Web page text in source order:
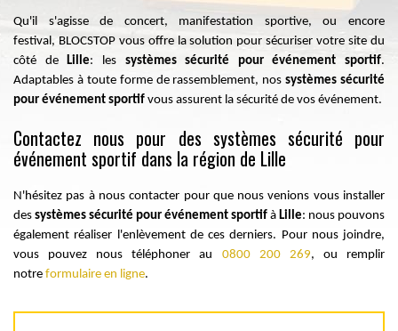
Qu'il s'agisse de concert, manifestation sportive, ou encore
festival, BLOCSTOP vous offre la solution pour sécuriser votre site du
côté deLille: les systèmes sécurité pour événement sportif.
Adaptables à toute forme de rassemblement, nossystèmes sécurité
pour événement sportif vous assurent la sécurité de vos événement.
Contactez nous pour des systèmes sécurité pour
événement sportif dans la région de Lille
N'hésitez pas à nous contacter pour que nous venions vous installer
des systèmes sécurité pour événement sportif à Lille: nous pouvons
également réaliser l'enlèvement de ces derniers. Pour nous joindre,
vous pouvez nous téléphoner au 0800 200 269, ou remplir
notre formulaire en ligne.